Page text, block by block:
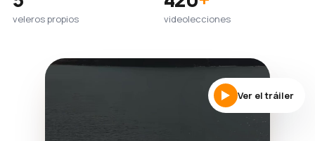
veleros propios videolecciones
Ver el tráiler